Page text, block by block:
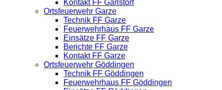
Kontakt FF Garlstorf
Ortsfeuerwehr Garze
Technik FF Garze
Feuerwehrhaus FF Garze
Einsätze FF Garze
Berichte FF Garze
Kontakt FF Garze
Ortsfeuerwehr Göddingen
Technik FF Göddingen
Feuerwehrhaus FF Göddingen